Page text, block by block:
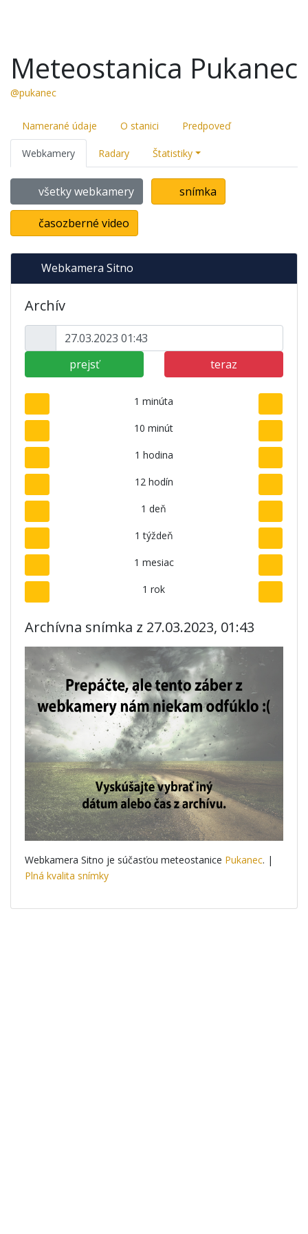
Meteostanica Pukanec
@pukanec
Namerané údaje O stanici Predpoveď
Webkamery Radary Štatistiky
všetky webkamery snímka
časozberné video
Webkamera Sitno
Archív
prejsť teraz
1 minúta
10 minút
1 hodina
12 hodín
1 deň
1 týždeň
1 mesiac
1 rok
Archívna snímka z 27.03.2023, 01:43
Webkamera Sitno je súčasťou meteostanice Pukanec. |
Plná kvalita snímky